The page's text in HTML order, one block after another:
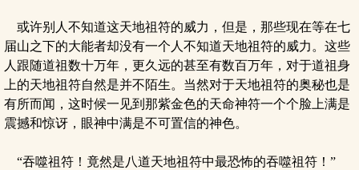
或许别人不知道这天地祖符的威力，但是，那些现在等在七
届山之下的大能者却没有一个人不知道天地祖符的威力。这些
人跟随道祖数十万年，更久远的甚至有数百万年，对于道祖身
上的天地祖符自然是并不陌生。当然对于天地祖符的奥秘也是
有所而闻，这时候一见到那紫金色的天命神符一个个脸上满是
震撼和惊讶，眼神中满是不可置信的神色。
“吞噬祖符！竟然是八道天地祖符中最恐怖的吞噬祖符！”